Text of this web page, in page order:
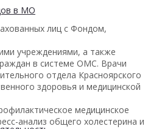
в МО
лиц с Фондом,
учреждениями, а также
в системе ОМС. Врачи
отдела Красноярского
здоровья и медицинской
медицинское
анализ общего холестерина и